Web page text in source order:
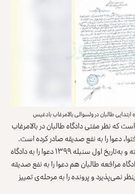
طالبان در ولسوالی بالامرغاب بادغیس
که نظر مفتی دادگاه طالبان در بالامرغاب
دعوا را به نفع صدیقه صادر کرده است.
خداینظر اما این حکم را نپذیرفته و به‌تاریخ اول سنبله ۱۳۹۹ دعوا را به دادگاه
مرافعه طالبان هم دعوا را به نفع صدیقه
نمی‌پذیرد و پرونده را به مرحله‌ی تمییز